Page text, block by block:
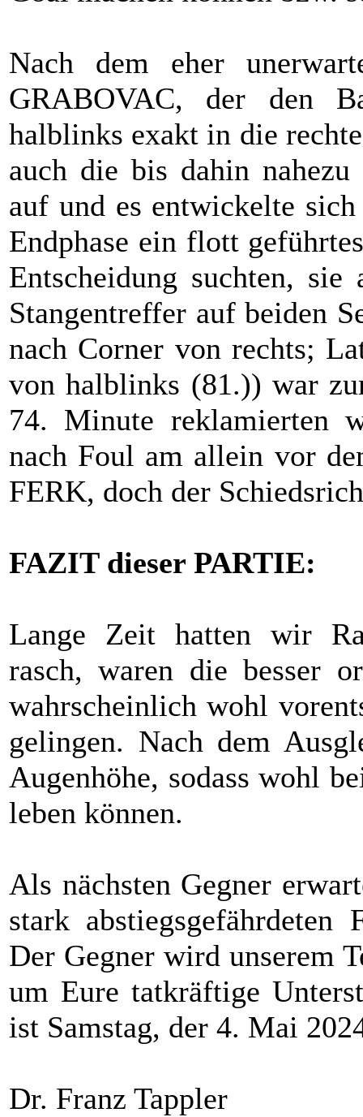
Nach dem eher
GRABOVAC, der den
halblinks exakt in die
auch die bis dahin
auf und es entwickelte
Endphase ein flott
Entscheidung suchten,
Stangentreffer auf beiden
nach Corner von rechts;
von halblinks (81.)) war
74. Minute reklamierten
nach Foul am allein vor
FERK, doch der
FAZIT dieser PARTIE:
Lange Zeit hatten wir
rasch, waren die besser
wahrscheinlich wohl
gelingen. Nach dem
Augenhöhe, sodass wohl
leben können.
Als nächsten Gegner
stark
Der Gegner wird unserem
um Eure tatkräftige
ist Samstag, der 4. Mai
Dr. Franz Tappler